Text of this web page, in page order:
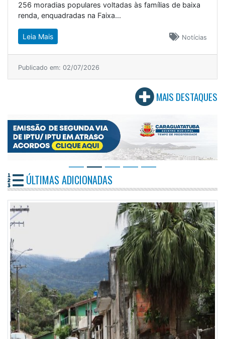
256 moradias populares voltadas às famílias de baixa
renda, enquadradas na Faixa...
Notícias
Leia Mais
Publicado em: 02/07/2026
MAIS DESTAQUES
ÚLTIMAS ADICIONADAS